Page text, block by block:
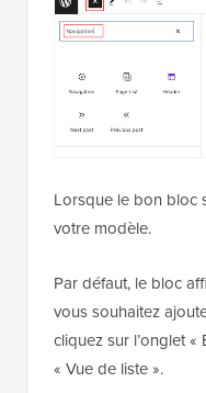
Lorsque le bon bloc
votre modèle.
Par défaut, le bloc
vous souhaitez
cliquez sur l’onglet «
« Vue de liste ».